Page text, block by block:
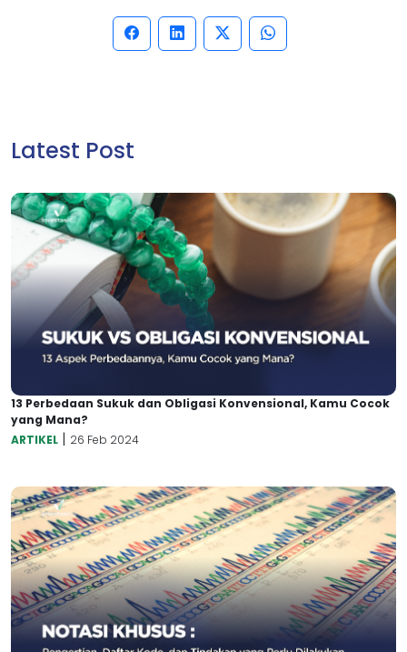
Latest Post
13 Perbedaan Sukuk dan Obligasi Konvensional, Kamu Cocok
yang Mana?
ARTIKEL | 26 Feb 2024